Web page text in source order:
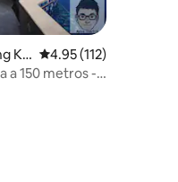
Kh Calificación promedio:
4.95 (112)
a 150 metros -